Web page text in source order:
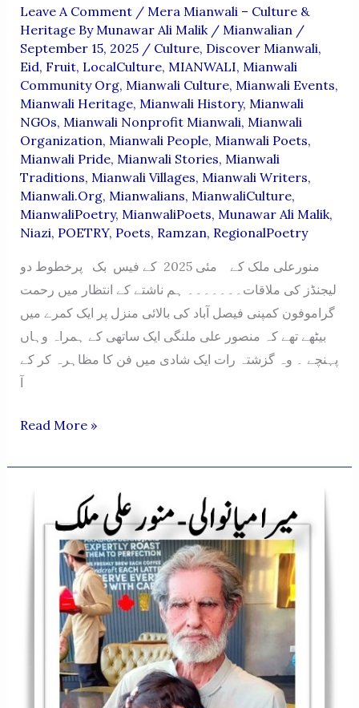
Leave A Comment / Mera Mianwali – Culture &
Heritage By Munawar Ali Malik/ Mianwalian /
September 15, 2025 / Culture, Discover Mianwali,
Eid, Fruit, LocalCulture, MIANWALI, Mianwali
Community Org, Mianwali Culture, Mianwali Events,
Mianwali Heritage, Mianwali History, Mianwali
NGOs, Mianwali Nonprofit Mianwali, Mianwali
Organization, Mianwali People, Mianwali Poets,
Mianwali Pride, Mianwali Stories, Mianwali
Traditions, Mianwali Villages, Mianwali Writers,
Mianwali.org, Mianwalians, MianwaliCulture,
MianwaliPoetry, MianwaliPoets, Munawar Ali Malik,
Niazi, POETRY, Poets, Ramzan, RegionalPoetry
منورعلی ملک کے مئی 2025 کے فیس بک پرخطوط دو
لیجنڈز کی ملاقات۔۔۔۔۔۔۔ ہم ناشتے کے انتظار میں رحمت
گراموفون کمپنی فیصل آباد کی بالائی منزل پر ایک کمرے میں
بیٹھے تھے کہ منصور علی ملنگی ایک ساتھی کے ہمراہ وہاں
پہنچے ۔ وہ گزشتہ رات ایک شادی میں فن کا مظاہرہ کر کے
آ
MERA
MAY
Read More »